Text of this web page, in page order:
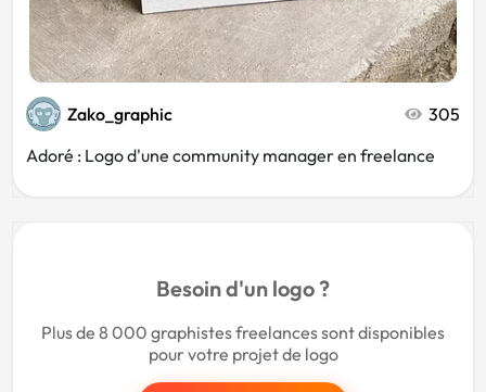
Zako_graphic
305
Adoré : Logo d'une community manager en freelance
Besoin d'un logo ?
Plus de 8 000 graphistes freelances sont disponibles
pour votre projet de logo